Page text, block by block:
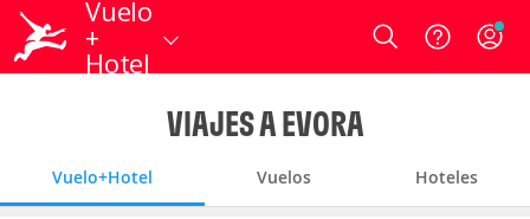
Vuelo
+
Hotel
Login
VIAJES A EVORA
Vuelo+Hotel Vuelos Hoteles